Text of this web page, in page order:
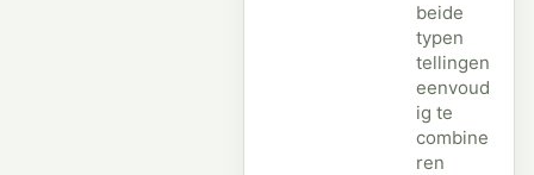
beide
typen
tellingen
eenvoud
ig te
combine
ren